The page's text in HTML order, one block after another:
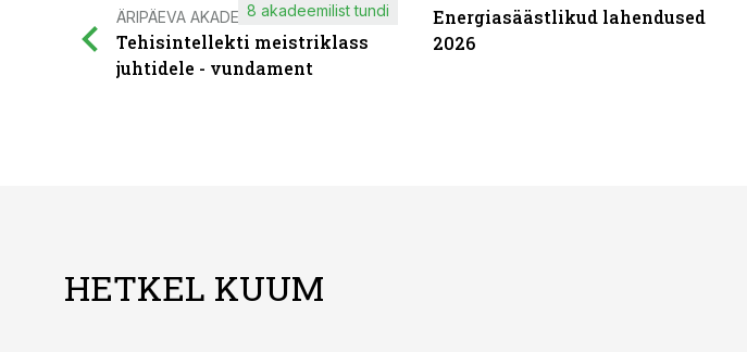
ÄRIPÄEVA AKADEEMIA
Tehisintellekti meistriklass
juhtidele - vundament
8 akadeemilist tundi
Energiasäästlikud lahendused
2026
HETKEL KUUM